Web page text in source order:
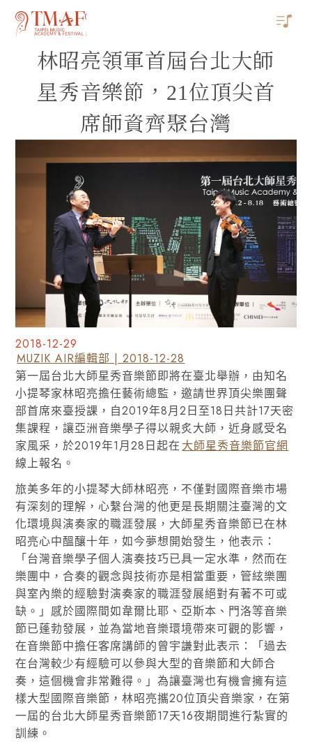
林昭亮領軍首屆台北大師
星秀音樂節，21位頂尖首
席師資齊聚台灣
2018-12-29
MUZIK AIR編輯部 | 2018-12-28
第一屆台北大師星秀音樂節即將在臺北舉辦，由知名
小提琴家林昭亮擔任藝術總監，邀請世界頂尖樂團聲
部首席來臺授課，自2019年8月2日至18日共計17天密
集課程，讓亞洲音樂學子得以親炙大師，近身感受名
家風采，於2019年1月28日起在 大師星秀音樂節官網
線上報名。
旅美多年的小提琴大師林昭亮，不僅對國際音樂市場
有深刻的理解，心繫台灣的他更是長期關注臺灣的文
化環境與演奏家的職涯發展，大師星秀音樂節已在林
昭亮心中醞釀十年，如今夢想開始發生，他表示：
「台灣音樂學子個人演奏技巧已具一定水準，然而在
樂團中，合奏的觀念與技術亦是相當重要，管絃樂團
與室內樂的經驗對演奏家的職涯發展絕對有著不可或
缺。」感於國際間如韋爾比耶、亞斯本、門洛等音樂
節已蓬勃發展，並為當地音樂環境帶來可觀的影響，
在音樂節中擔任客席講師的曾宇謙對此表示：「過去
在台灣較少有經驗可以參與大型的音樂節和大師合
奏，這個機會非常難得。」為讓臺灣也有機會擁有這
樣大型國際音樂節，林昭亮攜20位頂尖音樂家，在第
一屆的台北大師星秀音樂節17天16夜期間進行紮實的
訓練。